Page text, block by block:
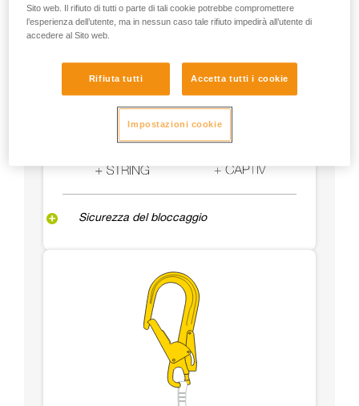
Sicurezza del bloccaggio
Sito web. Il rifiuto di tutti o parte di tali cookie potrebbe compromettere
l’esperienza dell’utente, ma in nessun caso tale rifiuto impedirà all’utente di
accedere al Sito web.
Rifiuta tutti Accetta tutti i cookie
Impostazioni cookie